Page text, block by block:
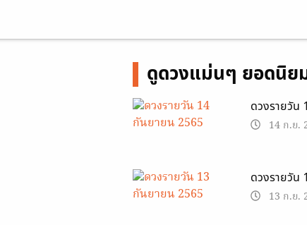
ดูดวงแม่นๆ ยอดนิย
ดวงรายวัน
14 ก.ย.
ดวงรายวัน
13 ก.ย.